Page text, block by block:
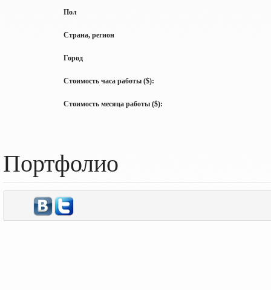
Пол
Страна, регион
Город
Стоимость часа работы ($):
Стоимость месяца работы ($):
Портфолио